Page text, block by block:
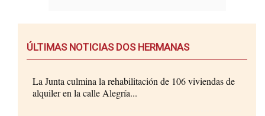
ÚLTIMAS NOTICIAS DOS HERMANAS
La Junta culmina la rehabilitación de 106 viviendas de
alquiler en la calle Alegría...